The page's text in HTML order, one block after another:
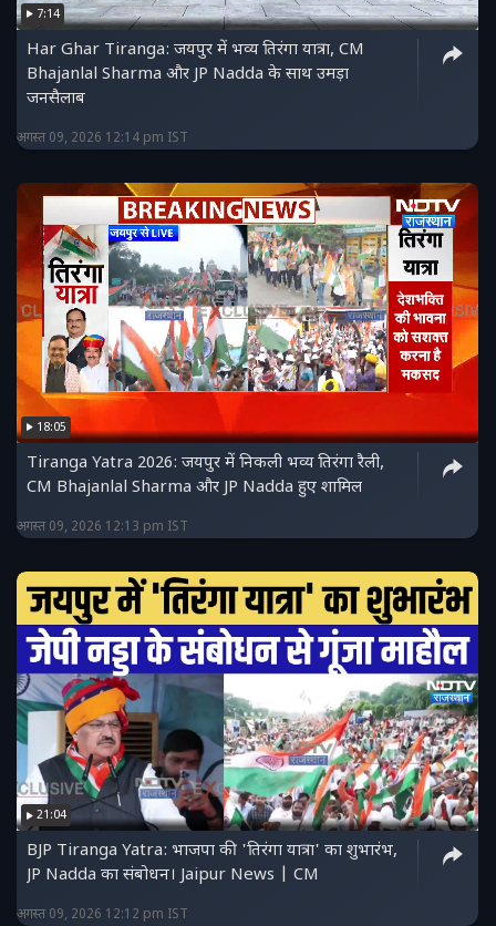
7:14
Har Ghar Tiranga: जयपुर में भव्य तिरंगा यात्रा, CM
Bhajanlal Sharma और JP Nadda के साथ उमड़ा
जनसैलाब
अगस्त 09, 2026 12:14 pm IST
18:05
Tiranga Yatra 2026: जयपुर में निकली भव्य तिरंगा रैली,
CM Bhajanlal Sharma और JP Nadda हुए शामिल
अगस्त 09, 2026 12:13 pm IST
21:04
BJP Tiranga Yatra: भाजपा की 'तिरंगा यात्रा' का शुभारंभ,
JP Nadda का संबोधन। Jaipur News | CM
अगस्त 09, 2026 12:12 pm IST